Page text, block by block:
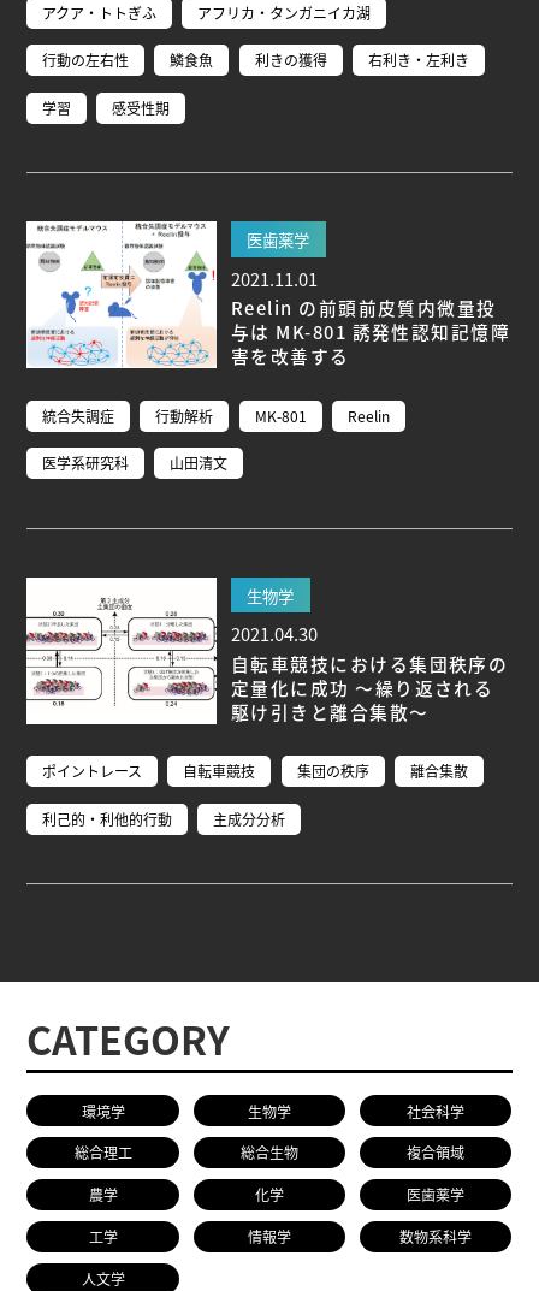
アクア・トトぎふ アフリカ・タンガニイカ湖
行動の左右性 鱗食魚 利きの獲得 右利き・左利き
学習 感受性期
医歯薬学
2021.11.01
Reelin の前頭前皮質内微量投
与は MK-801 誘発性認知記憶障
害を改善する
統合失調症 行動解析 MK-801 Reelin
医学系研究科 山田清文
生物学
2021.04.30
自転車競技における集団秩序の
定量化に成功 ～繰り返される
駆け引きと離合集散～
ポイントレース 自転車競技 集団の秩序 離合集散
利己的・利他的行動 主成分分析
CATEGORY
環境学 生物学 社会科学
総合理工 総合生物 複合領域
農学 化学 医歯薬学
工学 情報学 数物系科学
人文学